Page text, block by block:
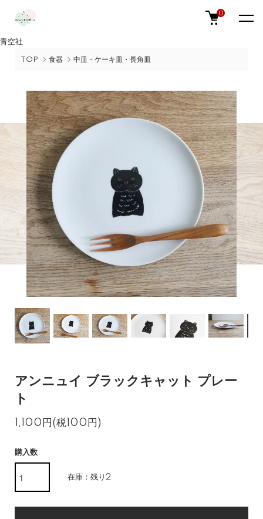
青空社
0
TOP 食器 中皿・ケーキ皿・長角皿
アンニュイ ブラックキャット プレー
ト
1,100円(税100円)
購入数
在庫：残り2